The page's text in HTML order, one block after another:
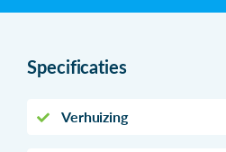
Specificaties
Verhuizing